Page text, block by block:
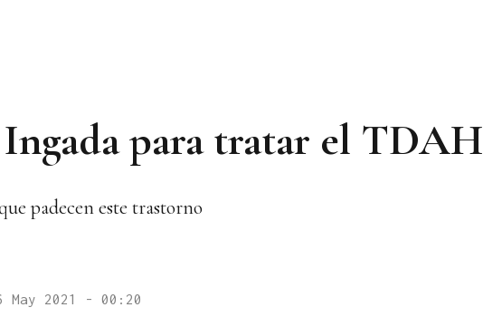
para tratar el TDAH
padecen este trastorno
May 2021 - 00:20